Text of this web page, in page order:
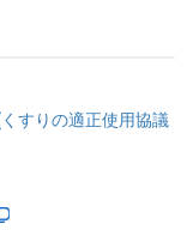
すりの適正使用協議